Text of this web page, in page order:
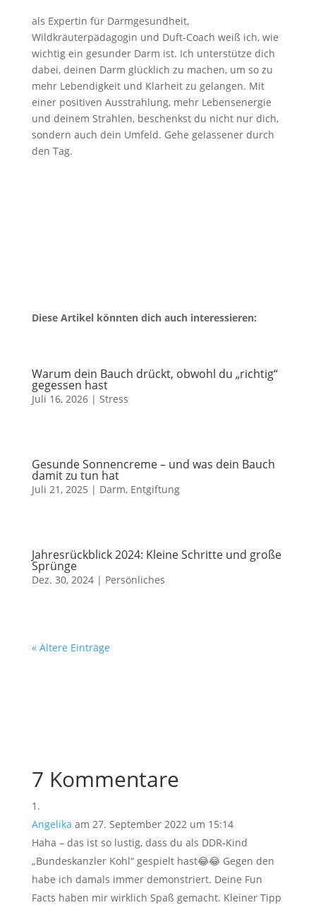
als Expertin für Darmgesundheit,
Wildkräuterpädagogin und Duft-Coach weiß ich, wie
wichtig ein gesunder Darm ist. Ich unterstütze dich
dabei, deinen Darm glücklich zu machen, um so zu
mehr Lebendigkeit und Klarheit zu gelangen. Mit
einer positiven Ausstrahlung, mehr Lebensenergie
und deinem Strahlen, beschenkst du nicht nur dich,
sondern auch dein Umfeld. Gehe gelassener durch
den Tag.
Diese Artikel könnten dich auch interessieren:
Warum dein Bauch drückt, obwohl du „richtig“
gegessen hast
Juli 16, 2026| Stress
Gesunde Sonnencreme – und was dein Bauch
damit zu tun hat
Juli 21, 2025 | Darm, Entgiftung
Jahresrückblick 2024: Kleine Schritte und große
Sprünge
Dez. 30, 2024| Persönliches
« Ältere Einträge
7 Kommentare
Angelika am 27. September 2022 um 15:14
Haha – das ist so lustig, dass du als DDR-Kind
„Bundeskanzler Kohl“ gespielt hast😂😂 Gegen den
habe ich damals immer demonstriert. Deine Fun
Facts haben mir wirklich Spaß gemacht. Kleiner Tipp